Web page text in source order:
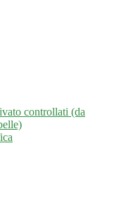
controllati (da